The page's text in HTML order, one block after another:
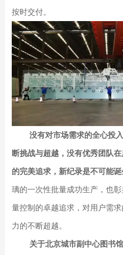
按时交付。
没有对市场需求的全心投
断挑战与超越，没有优秀团队
的完美追求，新纪录是不可能诞
璃的一次性批量成功生产，也
量控制的卓越追求，对用户需
力的不断超越。
关于北京城市副中心图书馆